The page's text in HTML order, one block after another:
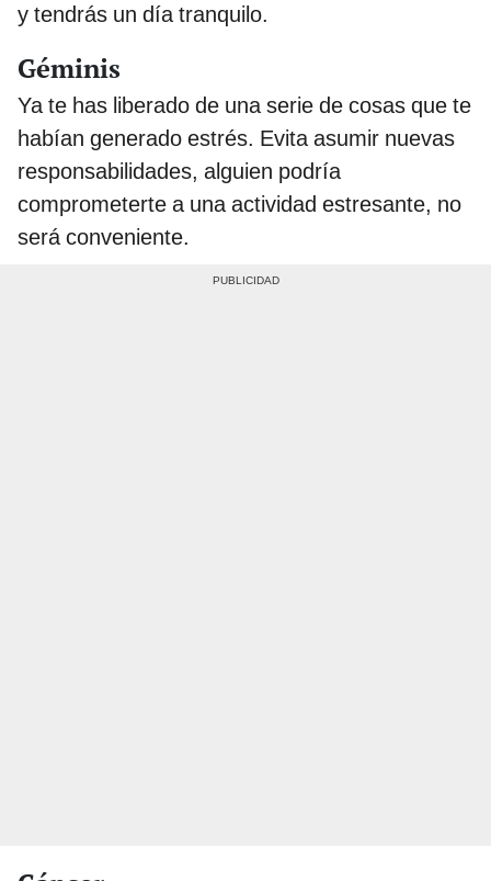
y tendrás un día tranquilo.
Géminis
Ya te has liberado de una serie de cosas que te
habían generado estrés. Evita asumir nuevas
responsabilidades, alguien podría
comprometerte a una actividad estresante, no
será conveniente.